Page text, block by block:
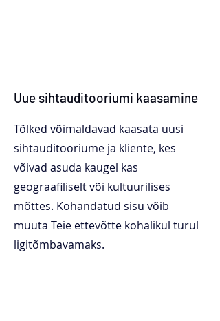
Uue sihtauditooriumi kaasamine
Tõlked võimaldavad kaasata uusi
sihtauditooriume ja kliente, kes
võivad asuda kaugel kas
geograafiliselt või kultuurilises
mõttes. Kohandatud sisu võib
muuta Teie ettevõtte kohalikul turul
ligitõmbavamaks.